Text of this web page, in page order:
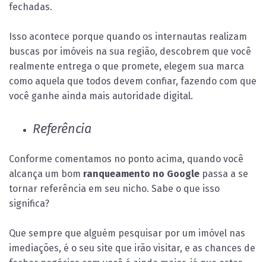
fechadas.
Isso acontece porque quando os internautas realizam
buscas por imóveis na sua região, descobrem que você
realmente entrega o que promete, elegem sua marca
como aquela que todos devem confiar, fazendo com que
você ganhe ainda mais autoridade digital.
Referência
Conforme comentamos no ponto acima, quando você
alcança um bom ranqueamento no Google passa a se
tornar referência em seu nicho. Sabe o que isso
significa?
Que sempre que alguém pesquisar por um imóvel nas
imediações, é o seu site que irão visitar, e as chances de